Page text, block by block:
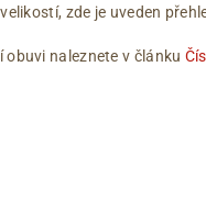
zde je uveden
naleznete v článku